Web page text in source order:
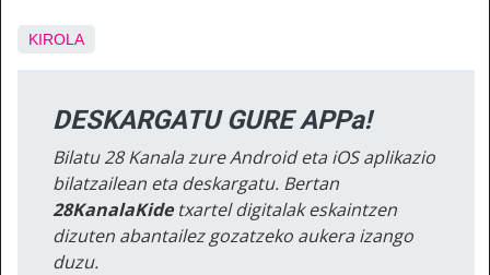
KIROLA
DESKARGATU GURE APPa!
Bilatu 28 Kanala zure Android eta iOS aplikazio
bilatzailean eta deskargatu. Bertan
28KanalaKidetxartel digitalak eskaintzen
dizuten abantailez gozatzeko aukera izango
duzu.